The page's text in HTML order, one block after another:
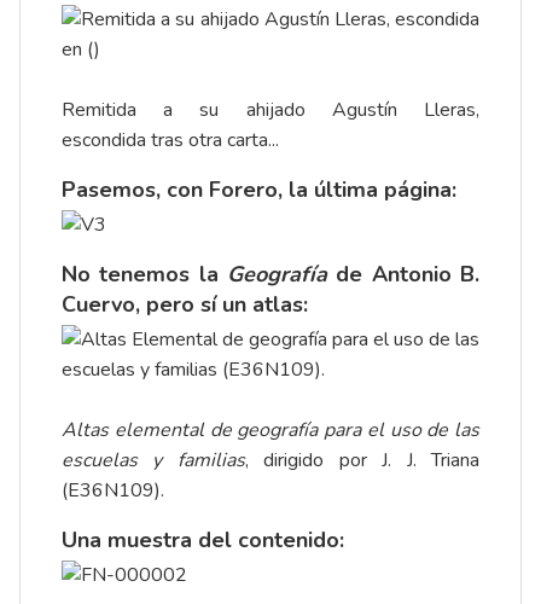
Remitida a su ahijado Agustín Lleras,
escondida tras otra carta...
Pasemos, con Forero, la última página:
No tenemos la Geografíade Antonio B.
Cuervo, pero sí un atlas:
Altas elemental de geografía para el uso de las
escuelas y familias, dirigido por J. J. Triana
(E36N109).
Una muestra del contenido: